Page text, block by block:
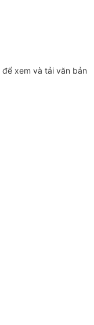
để xem và tải văn bản